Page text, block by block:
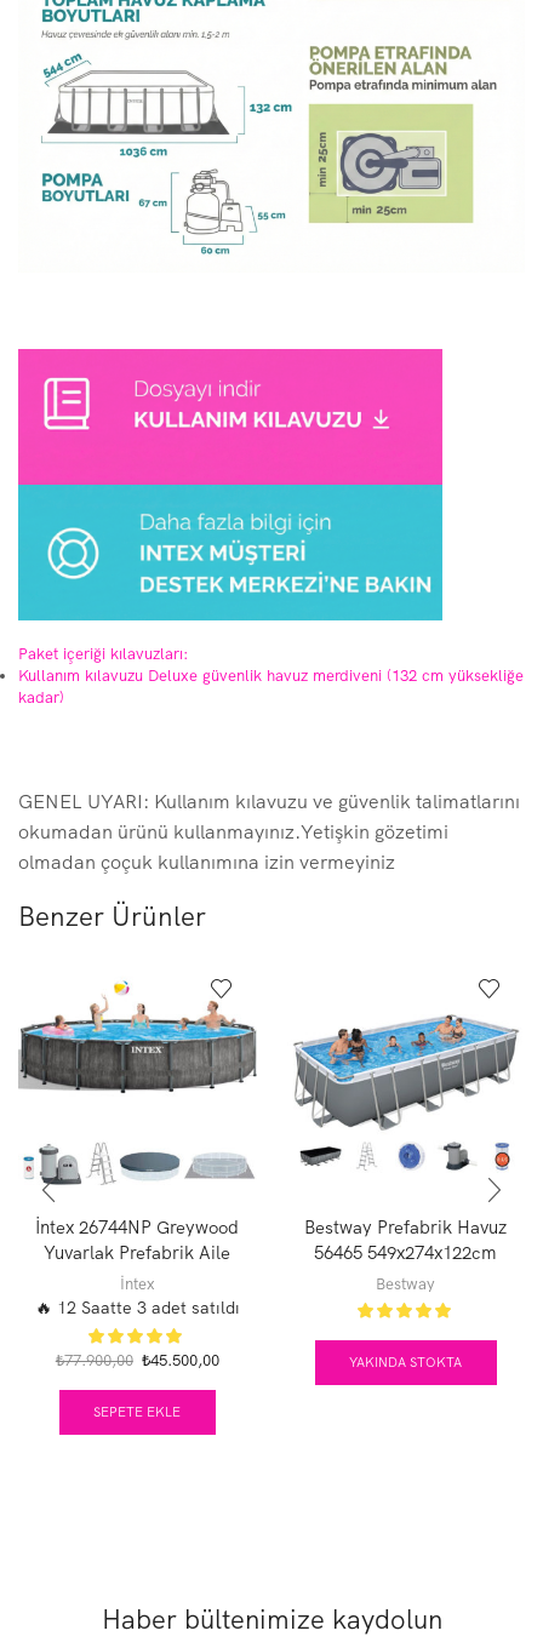
Paket içeriği kılavuzları:
Kullanım kılavuzu Deluxe güvenlik havuz merdiveni (132 cm yüksekliğe
kadar)
GENEL UYARI: Kullanım kılavuzu ve güvenlik talimatlarını
okumadan ürünü kullanmayınız.Yetişkin gözetimi
olmadan çoçuk kullanımına izin vermeyiniz
Benzer Ürünler
İntex 26744NP Greywood
Yuvarlak Prefabrik Aile
Havuzu 549x122cm
Filtre+Merdiven+Örtü Set
İntex
🔥 12 Saatte 3 adet satıldı
₺77.900,00 Orijinal
₺77.900,00.
₺45.500,00Şu
SEPETE EKLE
Bestway Prefabrik Havuz
56465 549x274x122cm
Bestway
YAKINDA STOKTA
Haber bültenimize kaydolun